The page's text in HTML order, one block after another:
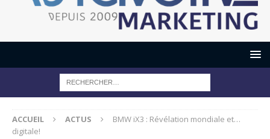
ACCUEIL ACTUS
BMW iX3 : Révélation mondiale et…
digitale!